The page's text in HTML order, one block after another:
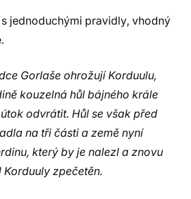
jednoduchými pravidly, vhodný
Gorlaše ohrožují Korduulu,
kouzelná hůl bájného krále
odvrátit. Hůl se však před
na tři části a země nyní
který by je nalezl a znovu
zpečetěn.